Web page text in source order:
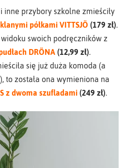
inne przybory szkolne zmieściły
półkami VITTSJÖ (179 zł)
swoich podręczników z
DRÖNA (12,99 zł)
się już duża komoda (a
to została ona wymieniona na
z dwoma szufladami (249 zł)